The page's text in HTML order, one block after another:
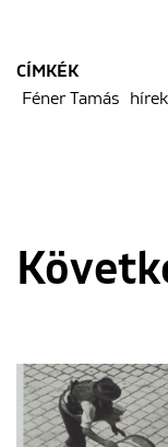
CÍMKÉK
Féner Tamás
hírek